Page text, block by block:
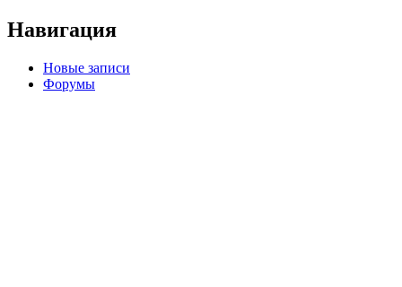
Навигация
Новые записи
Форумы